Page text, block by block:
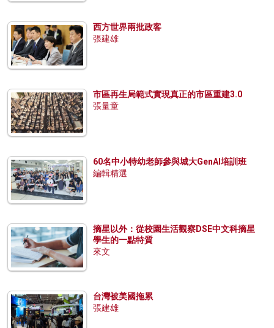
西方世界兩批政客
張建雄
市區再生局範式實現真正的市區重建3.0
張量童
60名中小特幼老師參與城大GenAI培訓班
編輯精選
摘星以外：從校園生活觀察DSE中文科摘星
學生的一點特質
來文
台灣被美國拖累
張建雄